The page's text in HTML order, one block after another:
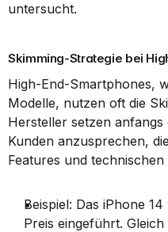
untersucht.
Skimming-Strategie bei
High-End-Smartphones,
Modelle, nutzen oft die
Hersteller setzen
Kunden anzusprechen,
Features und
Beispiel: Das iPhone
Preis eingeführt.